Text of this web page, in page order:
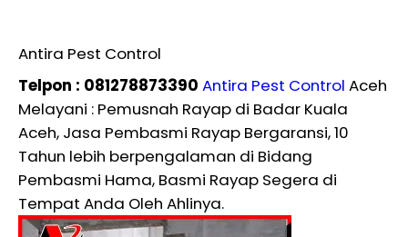
Antira Pest Control
Telpon : 081278873390 Antira Pest Control Aceh
Melayani : Pemusnah Rayap di Badar Kuala
Aceh, Jasa Pembasmi Rayap Bergaransi, 10
Tahun lebih berpengalaman di Bidang
Pembasmi Hama, Basmi Rayap Segera di
Tempat Anda Oleh Ahlinya.